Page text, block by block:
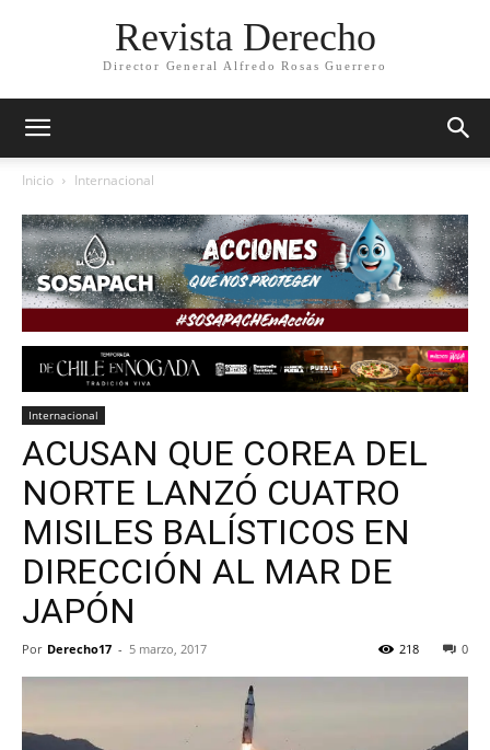
Revista Derecho
Director General Alfredo Rosas Guerrero
Inicio Internacional
Internacional
ACUSAN QUE COREA DEL
NORTE LANZÓ CUATRO
MISILES BALÍSTICOS EN
DIRECCIÓN AL MAR DE
JAPÓN
Por Derecho17 - 5 marzo, 2017 0
218